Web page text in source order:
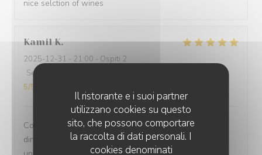
Il ristorante e i suoi partner
utilizzano cookies su questo
sito, che possono comportare
la raccolta di dati personali. I
cookies denominati
nice selction of wines
Kamil K
2025-12-31 - 21:00 - Ospiti 2
Servizio
:
5/5
Comprehensive restaurant with friendly service. The
dinner was tasty with fresh ingredients and served with